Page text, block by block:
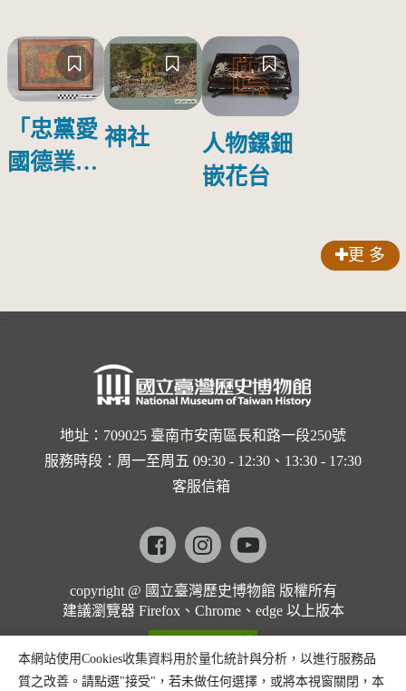
「忠黨愛
國德業並
神社
人物鏍鈿
嵌花台
更 多
地址：709025 臺南市安南區長和路一段250號
服務時段：周一至周五 09:30 - 12:30、13:30 - 17:30
客服信箱
Facebookinstagramyoutube
copyright @ 國立臺灣歷史博物館 版權所有
建議瀏覽器 Firefox、Chrome、edge 以上版本
本網站使用Cookies收集資料用於量化統計與分析，以進行服務品
質之改善。請點選"接受"，若未做任何選擇，或將本視窗關閉，本